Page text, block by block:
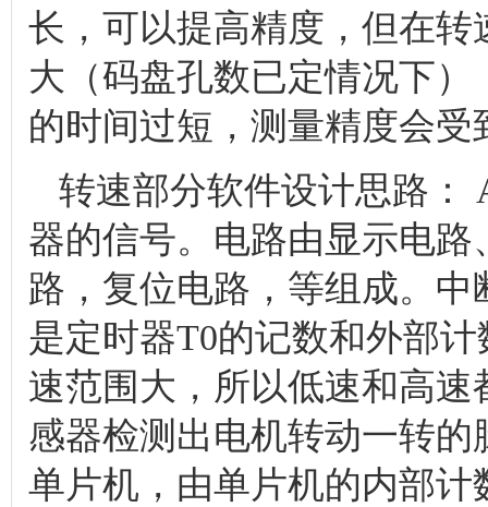
长，可以提高精度，但在
大（码盘孔数已定情况下
的时间过短，测量精度会受
转速部分软件设计思路：
器的信号。电路由显示电路
路，复位电路，等组成。
是定时器T0的记数和外部
速范围大，所以低速和高
感器检测出电机转动一转的
单片机，由单片机的内部